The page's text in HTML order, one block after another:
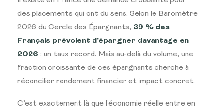
des placements qui ont du sens. Selon le Baromètre
2026 du Cercle des Épargnants, 39 % des
Français prévoient d’épargner davantage en
2026 : un taux record. Mais au-delà du volume, une
fraction croissante de ces épargnants cherche à
réconcilier rendement financier et impact concret.
C’est exactement là que l’économie réelle entre en